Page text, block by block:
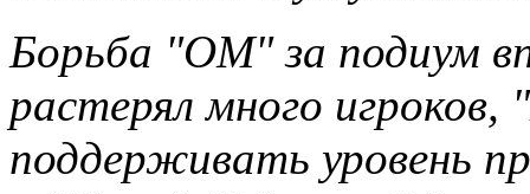
Борьба "ОМ" за подиум
растерял много
поддерживать уровень